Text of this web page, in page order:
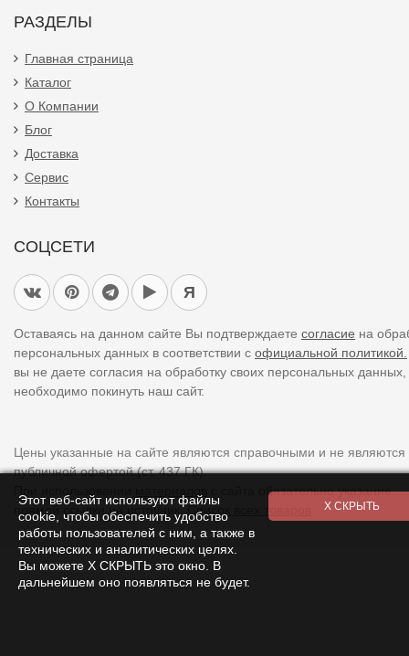
РАЗДЕЛЫ
Главная страница
Каталог
О Компании
Блог
Доставка
Сервис
Контакты
СОЦСЕТИ
Я
Оставаясь на данном сайте Вы подтверждаете согласие на
персональных данных в соответствии с официальной политикой.
вы не даете согласия на обработку своих персональных
необходимо покинуть наш сайт.
Цены указанные на сайте являются справочными и не являются
публичной офертой (ст. 437 ГК).
с сайта обязательно указание
прямой ссылки на источник.
Список всех товаров
Этот веб-сайт используют файлы
cookie, чтобы обеспечить удобство
работы пользователей с ним, а также в
технических и аналитических целях.
Вы можете Х СКРЫТЬ это окно. В
дальнейшем оно появляться не будет.